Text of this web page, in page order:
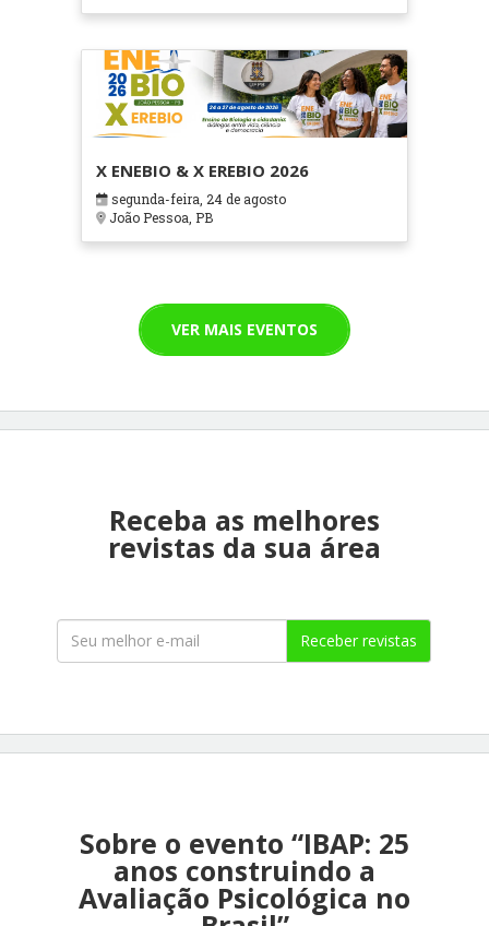
X ENEBIO & X EREBIO 2026
segunda-feira, 24 de agosto
João Pessoa, PB
VER MAIS EVENTOS
Receba as melhores
revistas da sua área
Receber revistas
Sobre o evento “IBAP: 25
anos construindo a
Avaliação Psicológica no